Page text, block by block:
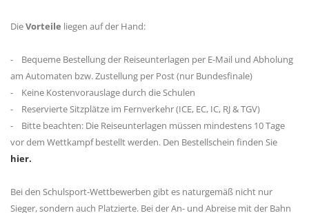
DieVorteile liegen auf der Hand:
- Bequeme Bestellung der Reiseunterlagen per E-Mail und Abholung
am Automaten bzw. Zustellung per Post (nur Bundesfinale)
- Keine Kostenvorauslage durch die Schulen
- Reservierte Sitzplätze im Fernverkehr (ICE, EC, IC, RJ & TGV)
- Bitte beachten: Die Reiseunterlagen müssen mindestens 10 Tage
vor dem Wettkampf bestellt werden. Den Bestellschein finden Sie
hier.
Bei den Schulsport-Wettbewerben gibt es naturgemäß nicht nur
Sieger, sondern auch Platzierte. Bei der An- und Abreise mit der Bahn